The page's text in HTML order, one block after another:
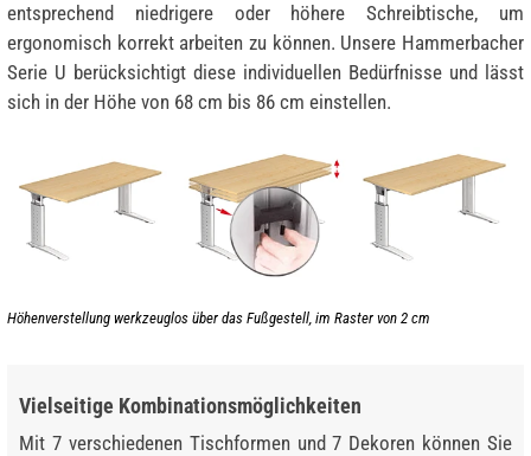
entsprechend niedrigere oder höhere Schreibtische, um
ergonomisch korrekt arbeiten zu können. Unsere Hammerbacher
Serie U berücksichtigt diese individuellen Bedürfnisse und lässt
sich in der Höhe von 68 cm bis 86 cm einstellen.
Höhenverstellung werkzeuglos über das Fußgestell, im Raster von 2 cm
Vielseitige Kombinationsmöglichkeiten
Mit 7 verschiedenen Tischformen und 7 Dekoren können Sie